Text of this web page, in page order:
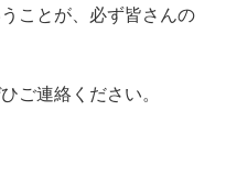
ことが、必ず皆さんの
ご連絡ください。